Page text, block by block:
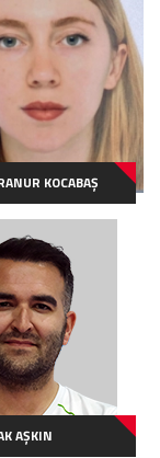
KOCABAŞ
AŞKIN